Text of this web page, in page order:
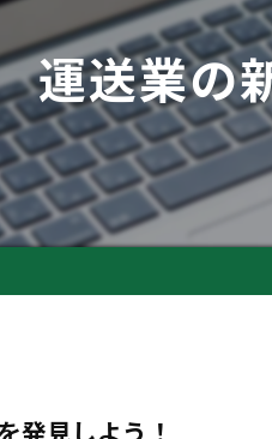
運送業の
発見しよう！